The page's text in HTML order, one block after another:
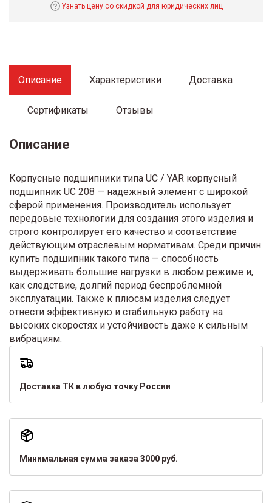
Узнать цену со скидкой для юридических лиц
Описание Характеристики Доставка
Сертификаты Отзывы
Описание
Корпусные подшипники типа UC / YAR корпусный
подшипник UC 208 — надежный элемент с широкой
сферой применения. Производитель использует
передовые технологии для создания этого изделия и
строго контролирует его качество и соответствие
действующим отраслевым нормативам. Среди причин
купить подшипник такого типа — способность
выдерживать большие нагрузки в любом режиме и,
как следствие, долгий период беспроблемной
эксплуатации. Также к плюсам изделия следует
отнести эффективную и стабильную работу на
высоких скоростях и устойчивость даже к сильным
вибрациям.
Доставка ТК в любую точку России
Минимальная сумма заказа 3000 руб.